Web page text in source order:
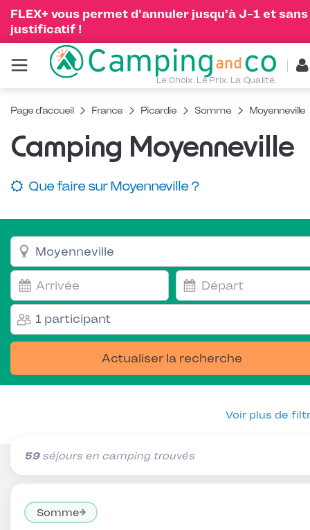
FLEX+ vous permet d'annuler jusqu'à J-1 et sans
justificatif !
Le Choix. Le Prix. La Qualité.
Page d'accueil France Picardie Somme Moyenneville
Camping Moyenneville
Que faire sur Moyenneville ?
1 participant
Actualiser la recherche
Voir plus de
59séjours en camping trouvés
Somme